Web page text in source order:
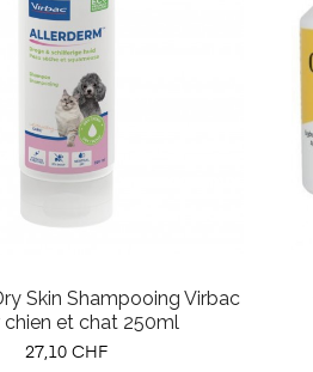
Skin Shampooing Virbac
chien et chat 250ml
Prix
27,10 CHF